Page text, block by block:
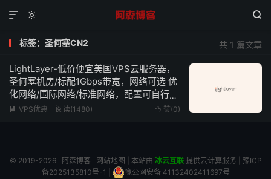
 

共 1 篇文章
标签：圣何塞CN2
LightLayer-低价便宜美国VPS云服务器，
圣何塞机房/标配1Gbps带宽，网络可选 优
化网络/国际网络/标准网络，配置可自行
DIY，低至$10.9/年
 赞(0)
 VPS优惠 阅读(1480)
© 2019-2026 阿森博客 网站地图 | 本站由 冰云互联提供云计算服务 | 豫ICP
备2025135810号-1
豫公网安备 41132402411697号